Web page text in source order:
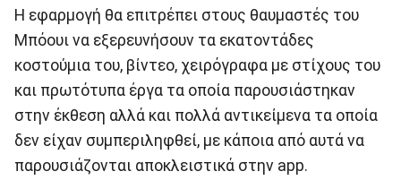
Η εφαρμογή θα επιτρέπει στους θαυμαστές του
Μπόουι να εξερευνήσουν τα εκατοντάδες
κοστούμια του, βίντεο, χειρόγραφα με στίχους του
και πρωτότυπα έργα τα οποία παρουσιάστηκαν
στην έκθεση αλλά και πολλά αντικείμενα τα οποία
δεν είχαν συμπεριληφθεί, με κάποια από αυτά να
παρουσιάζονται αποκλειστικά στην app.